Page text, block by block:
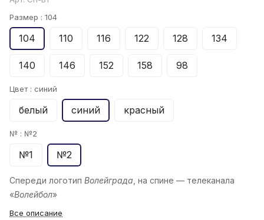
Размер : 104
104 110 116 122 128 134
140 146 152 158 98
Цвет : синий
белый синий красный
№ : №2
№1 №2
Спереди логотип Волейграда, на спине — телеканала
«Волейбол»
Все описание